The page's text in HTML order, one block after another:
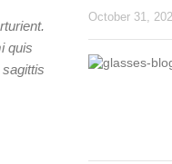
quis
October 31,